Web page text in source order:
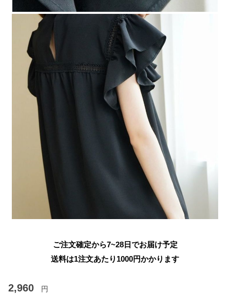
ご注文確定から7~28日でお届け予定
送料は1注文あたり 1000円かかります
2,960 円